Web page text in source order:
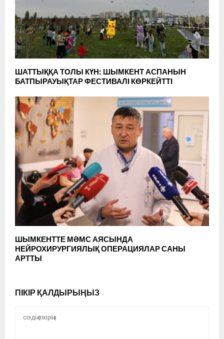
ШАТТЫҚҚА ТОЛЫ КҮН: ШЫМКЕНТ АСПАНЫН
БАТПЫРАУЫҚТАР ФЕСТИВАЛІ КӨРКЕЙТТІ
ШЫМКЕНТТЕ МӘМС АЯСЫНДА
НЕЙРОХИРУРГИЯЛЫҚ ОПЕРАЦИЯЛАР САНЫ
АРТТЫ
ПІКІР ҚАЛДЫРЫҢЫЗ